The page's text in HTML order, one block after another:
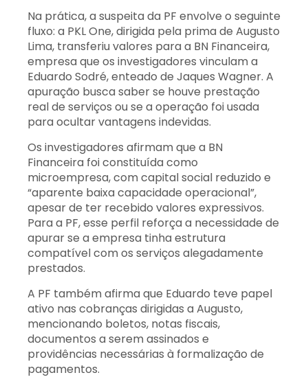
Na prática, a suspeita da PF envolve o seguinte
fluxo: a PKL One, dirigida pela prima de Augusto
Lima, transferiu valores para a BN Financeira,
empresa que os investigadores vinculam a
Eduardo Sodré, enteado de Jaques Wagner. A
apuração busca saber se houve prestação
real de serviços ou se a operação foi usada
para ocultar vantagens indevidas.
Os investigadores afirmam que a BN
Financeira foi constituída como
microempresa, com capital social reduzido e
“aparente baixa capacidade operacional”,
apesar de ter recebido valores expressivos.
Para a PF, esse perfil reforça a necessidade de
apurar se a empresa tinha estrutura
compatível com os serviços alegadamente
prestados.
A PF também afirma que Eduardo teve papel
ativo nas cobranças dirigidas a Augusto,
mencionando boletos, notas fiscais,
documentos a serem assinados e
providências necessárias à formalização de
pagamentos.